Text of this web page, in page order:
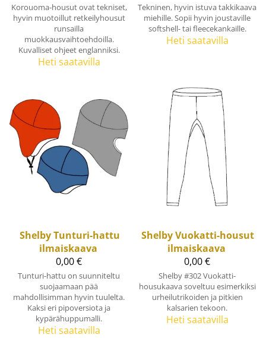
Korouoma-housut ovat tekniset,
hyvin muotoillut retkeilyhousut
runsailla
muokkausvaihtoehdoilla.
Kuvalliset ohjeet englanniksi.
Heti saatavilla
Tekninen, hyvin istuva takkikaava
miehille. Sopii hyvin joustaville
softshell- tai fleecekankaille.
Heti saatavilla
Shelby Tunturi-hattu
ilmaiskaava
0,00 €
Tunturi-hattu on suunniteltu
suojaamaan pää
mahdollisimman hyvin tuulelta.
Kaksi eri pipoversiota ja
kypärähuppumalli.
Heti saatavilla
ShelbyVuokatti-housut
ilmaiskaava
0,00 €
Shelby #302 Vuokatti-
housukaava soveltuu esimerkiksi
urheilutrikoiden ja pitkien
kalsarien tekoon.
Heti saatavilla